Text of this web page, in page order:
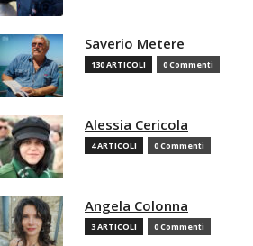
Saverio Metere
130 ARTICOLI 0 Commenti
Alessia Cericola
4 ARTICOLI 0 Commenti
Angela Colonna
3 ARTICOLI 0 Commenti